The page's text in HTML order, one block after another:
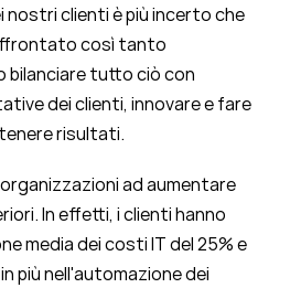
nostri clienti è più incerto che
così tanto
bilanciare tutto ciò con
dei clienti, innovare e fare
risultati.
ad aumentare
In effetti, i clienti hanno
media dei costi IT del 25% e
più nell'automazione dei